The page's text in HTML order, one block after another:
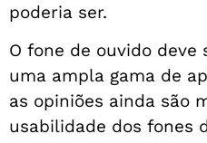
poderia ser.
O fone de ouvido
uma ampla gama de
as opiniões ainda são
usabilidade dos fones